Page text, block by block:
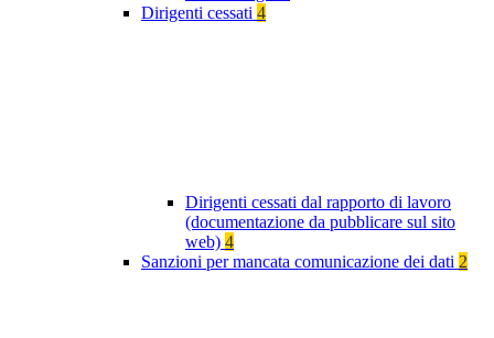
Dirigenti cessati 4
Dirigenti cessati dal rapporto di lavoro
(documentazione da pubblicare sul sito
web) 4
Sanzioni per mancata comunicazione dei dati 2